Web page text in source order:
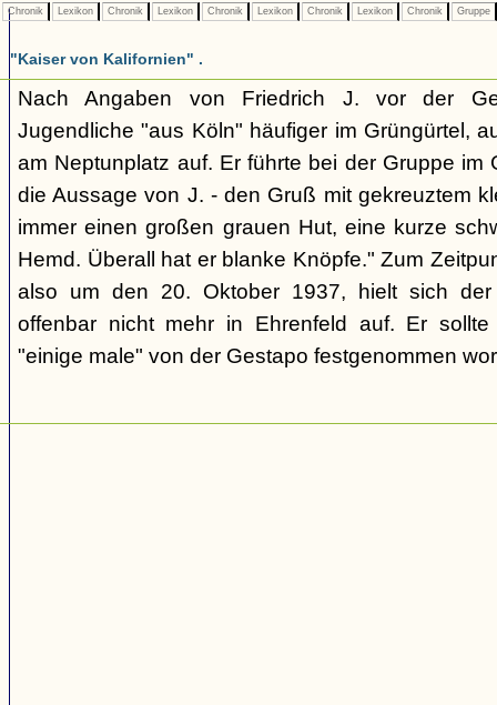
Chronik Lexikon Chronik Lexikon Chronik Lexikon Chronik Lexikon Chronik Gruppe
"Kaiser von Kalifornien" .
Nach Angaben von Friedrich J. vor der
Jugendliche "aus Köln" häufiger im Grüngürtel,
am Neptunplatz auf. Er führte bei der Gruppe im
die Aussage von J. - den Gruß mit gekreuztem
immer einen großen grauen Hut, eine kurze
Hemd. Überall hat er blanke Knöpfe." Zum
also um den 20. Oktober 1937, hielt sich der
offenbar nicht mehr in Ehrenfeld auf. Er
"einige male" von der Gestapo festgenommen